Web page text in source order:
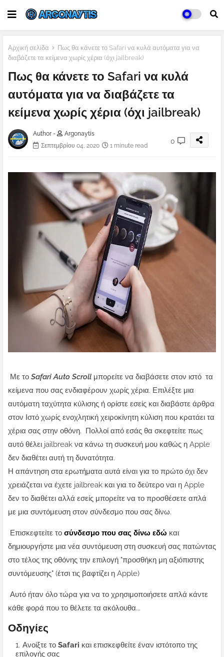
Αρχική σελίδα
Πως θα κάνετε το Safari να κυλά αυτόματα για να
διαβάζετε τα κείμενα χωρίς χέρια (όχι jailbreak)
Πως θα κάνετε το Safari να κυλά
αυτόματα για να διαβάζετε τα
κείμενα χωρίς χέρια (όχι jailbreak)
Author -
Argonaytis
Σεπτεμβρίου 04, 2020
1 minute read
0
Με το Safari Auto Scroll μπορείτε να διαβάσετε στον ιστό τα
κείμενα που σας ενδιαφέρουν χωρίς χέρια. Επιλέξτε μια
αυτόματη ταχύτητα κύλισης ή ορίστε εσείς και διαβάστε άρθρα
στον Ιστό χωρίς ενοχλητική χειροκίνητη κύλιση που κρατάει τα
χέρια σας στην οθόνη. Πολλοί από εσάς θα σκεφτείτε πως
αυτό θέλει jailbreak να κάνω τη συσκευή μου καθώς η Apple
δεν διαθέτει αυτή τη δυνατότητα.
Η απάντηση στα ερωτήματα αυτά είναι για το πρώτο όχι δεν
χρειάζεται να έχετε jailbreak και για το δεύτερο ναι η Apple
δεν το διαθέτει αλλά εσείς μπορείτε να το προσθέσετε απλά
με μια συντόμευση στον σύνδεσμο που σας δίνω.
Επισκεφτείτε το σύνδεσμο που σας δίνω εδώ και
δημιουργήστε μια νέα συντόμευση στη συσκευή σας πατώντας
στο τέλος της οθόνης την επιλογή "προσθήκη μη αξιόπιστης
συντόμευσης" (έτσι τις βαφτίζει η Apple)
Αυτό ήταν όλο τώρα για να το χρησιμοποιήσετε απλά κάντε
κάθε φορά που το θέλετε τα ακόλουθα...
Οδηγίες
Ανοίξτε το Safari και επισκεφθείτε έναν ιστότοπο της
επιλογής σας